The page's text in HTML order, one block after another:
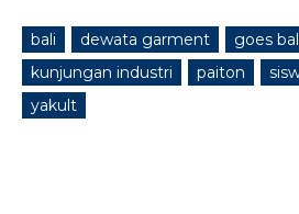
bali dewata garment goes
kunjungan industri
paiton
yakult